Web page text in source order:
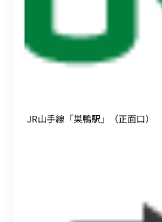
JR山手線「巣鴨駅」（正面口）